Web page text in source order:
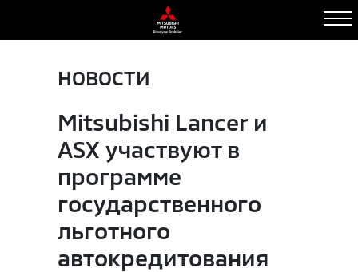
НОВОСТИ
Mitsubishi Lancer и
ASX участвуют в
программе
государственного
льготного
автокредитования